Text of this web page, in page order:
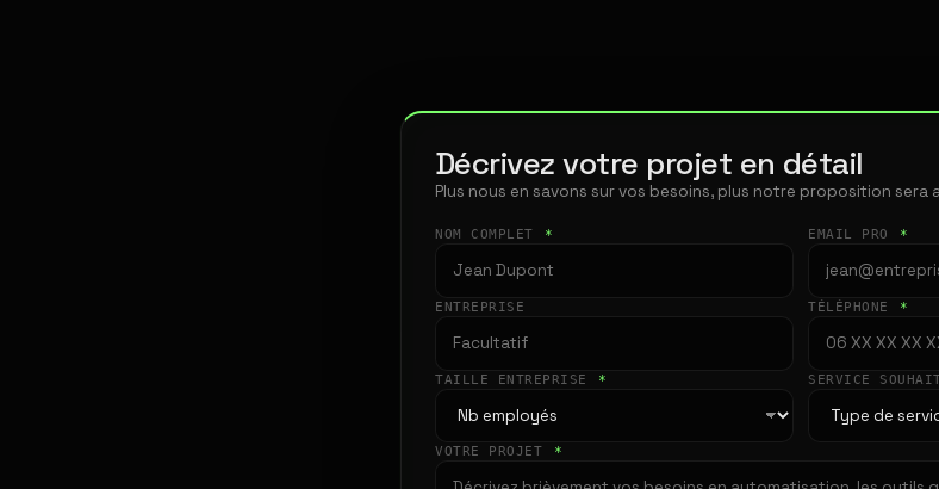
Décrivez votre projet en détail
Plus nous en savons sur vos besoins, plus notre proposition sera
NOM COMPLET * EMAIL PRO *
ENTREPRISE TÉLÉPHONE *
TAILLE ENTREPRISE * SERVICE
VOTRE PROJET *